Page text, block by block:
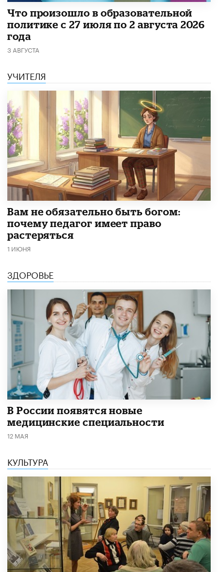
​Что произошло в образовательной
политике с 27 июля по 2 августа 2026
года
3 АВГУСТА
УЧИТЕЛЯ
​Вам не обязательно быть богом:
почему педагог имеет право
растеряться
1 ИЮНЯ
ЗДОРОВЬЕ
В России появятся новые
медицинские специальности
12 МАЯ
КУЛЬТУРА